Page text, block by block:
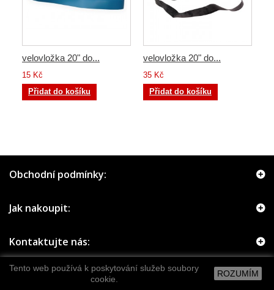
velovložka 20" do...
15 Kč
Přidat do košíku
velovložka 20" do...
35 Kč
Přidat do košíku
Tento web používá k poskytování služeb soubory
cookie.
ROZUMÍM
Obchodní podmínky:
Jak nakoupit:
Kontaktujte nás: